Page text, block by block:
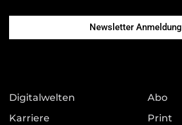
Newsletter Anmeldung
Digitalwelten
Karriere
Abo
Print